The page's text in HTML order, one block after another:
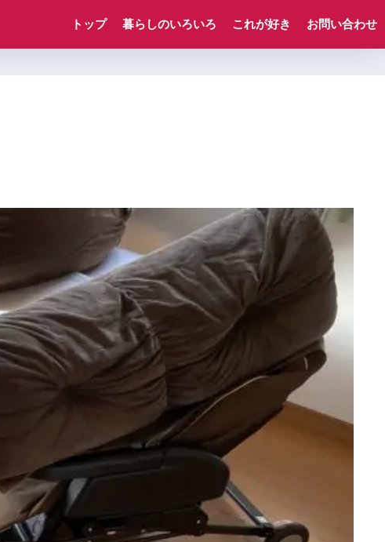
トップ 暮らしのいろいろ これが好き お問い合わせ